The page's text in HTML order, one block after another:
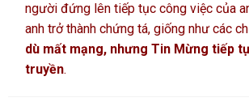
người đứng lên tiếp tục công việc của
anh trở thành chứng tá, giống như các
dù mất mạng, nhưng Tin Mừng tiếp
truyền.